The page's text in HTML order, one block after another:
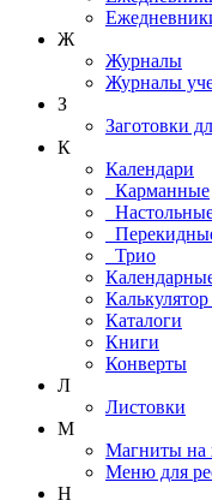
Ж
Журналы
Журналы
З
Заготовки
К
Календари
Карманные
Трио
Каталоги
Книги
Конверты
Л
Листовки
М
Магниты на
Меню для
Н